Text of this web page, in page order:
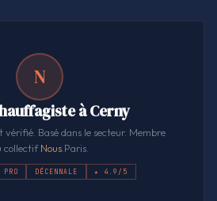
N
à Cerny
Basé dans le secteur. Membre
collectifNous.Paris.
PRO DÉCENNALE ★ 4.9/5